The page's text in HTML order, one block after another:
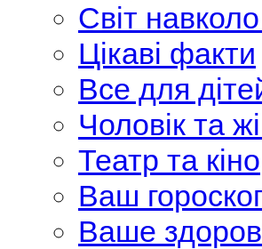
Світ
Цікаві факти
Все для
Чоловік та
Театр та кіно
Ваш
Ваше